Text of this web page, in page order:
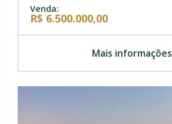
Venda:
R$ 6.500.000,00
Mais informações